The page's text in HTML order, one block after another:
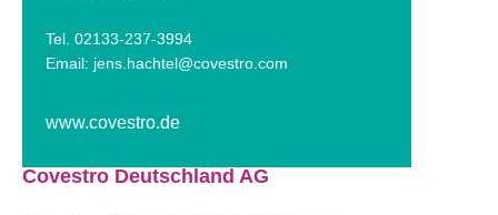
Tel. 02133-237-3994
Email: jens.hachtel@covestro.com
www.covestro.de
Covestro Deutschland AG